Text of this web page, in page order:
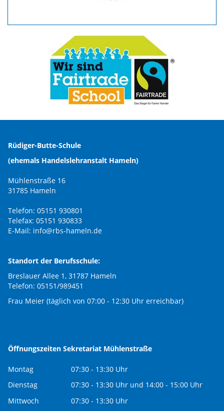
Rüdiger-Butte-Schule
(ehemals Handelslehranstalt Hameln)
Mühlenstraße 16
31785 Hameln
Telefon: 05151 930801
Telefax: 05151 930833
E-Mail: info@rbs-hameln.de
Standort der Berufsschule:
Breslauer Allee 1, 31787 Hameln
Telefon: 05151/989451
Frau Meier (täglich von 07:00 - 12:30 Uhr erreichbar)
Öffnungszeiten Sekretariat Mühlenstraße
Montag
07:30 - 13:30 Uhr
Dienstag
07:30 - 13:30 Uhr und 14:00 - 15:00 Uhr
Mittwoch
07:30 - 13:30 Uhr